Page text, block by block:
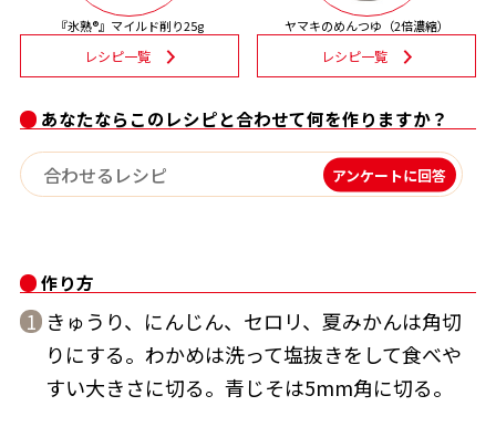
楽チン屋® ストレートつゆ
かつおだしが決め手！簡単茶碗蒸し
『氷熟®』マイルド削り25g
レシピ一覧
ヤマキのめんつゆ（2倍濃縮）
レシピ一覧
あなたならこのレシピと合わせて何を作りますか？
アンケートに回答
作り方
1 きゅうり、にんじん、セロリ、夏みかんは角切
りにする。わかめは洗って塩抜きをして食べや
すい大きさに切る。青じそは5mm角に切る。